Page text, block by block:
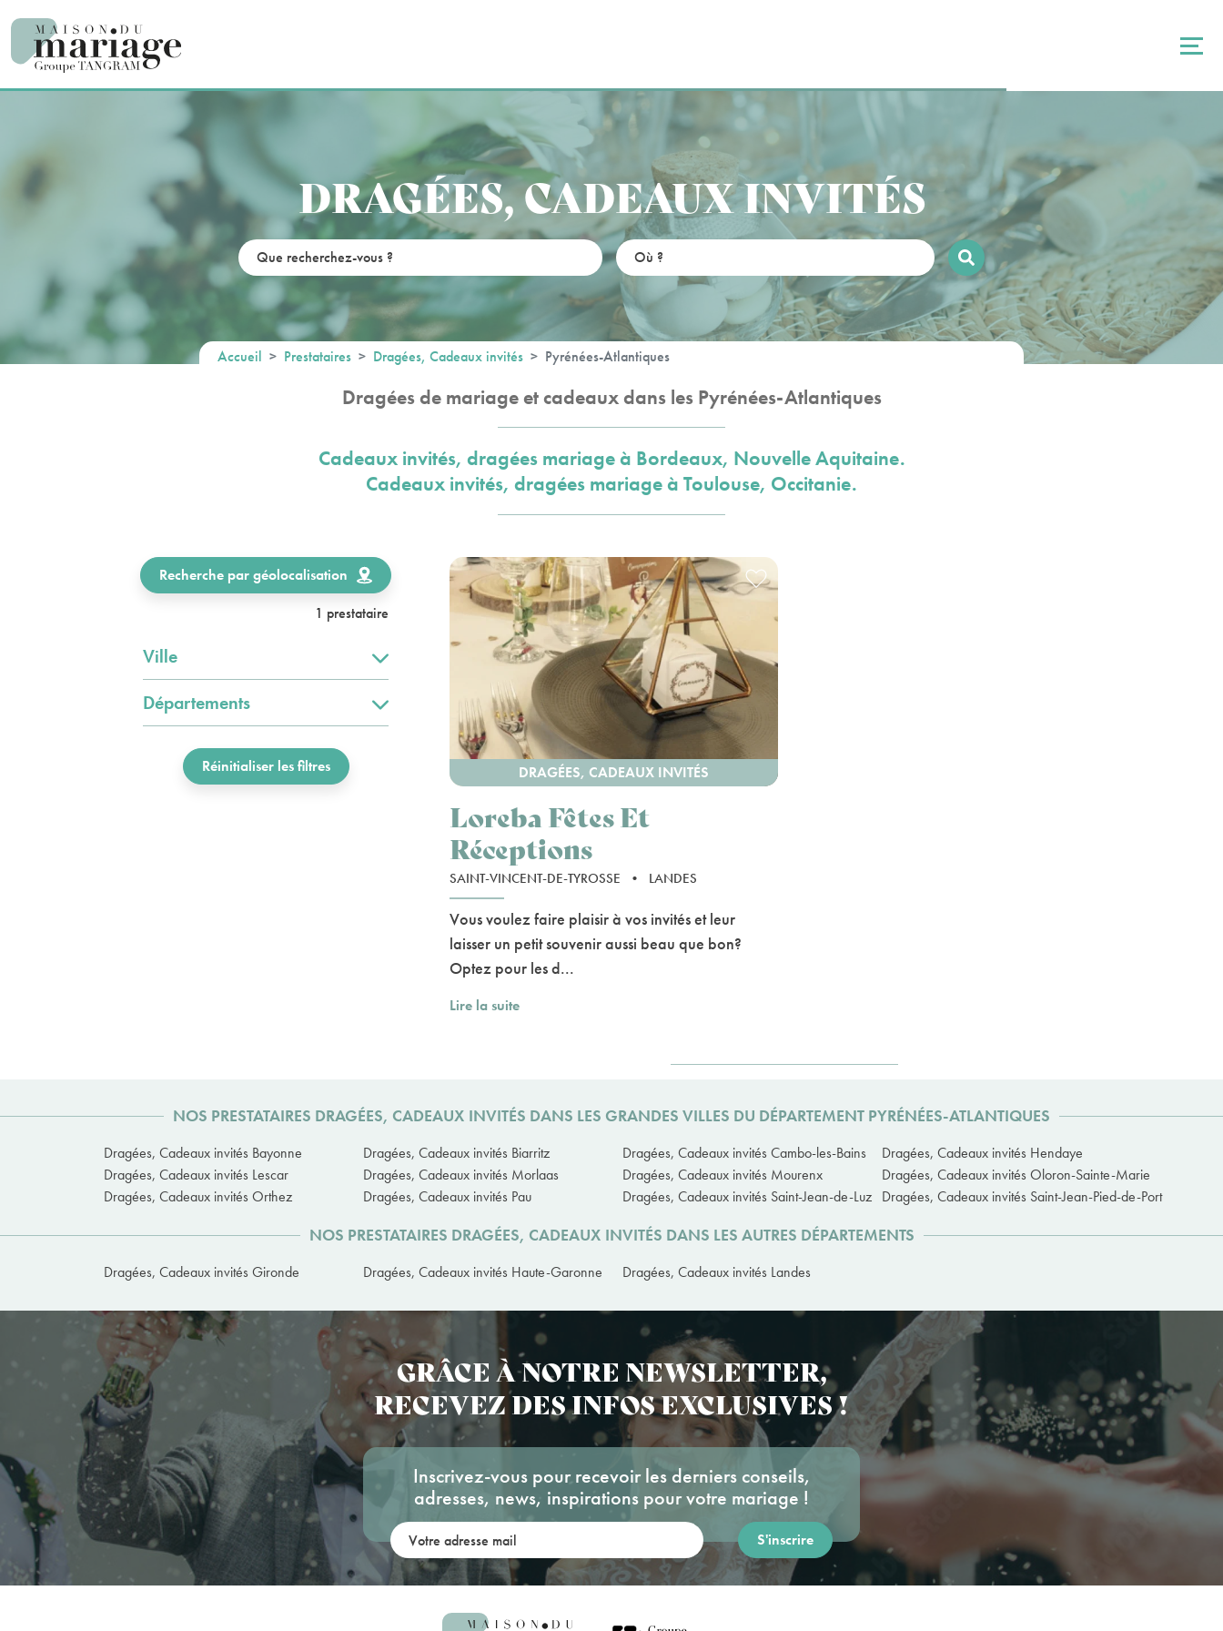
DRAGÉES, CADEAUX INVITÉS
Accueil Prestataires Dragées, Cadeaux invités Pyrénées-Atlantiques
Dragées de mariage et cadeaux dans les Pyrénées-Atlantiques
Cadeaux invités, dragées mariage à Bordeaux, Nouvelle Aquitaine.
Cadeaux invités, dragées mariage à Toulouse, Occitanie.
Recherche par géolocalisation
1 prestataire
Ville
Départements
Réinitialiser les filtres DRAGÉES, CADEAUX INVITÉS
Loreba Fêtes Et
Réceptions
SAINT-VINCENT-DE-TYROSSE • LANDES
Vous voulez faire plaisir à vos invités et leur
laisser un petit souvenir aussi beau que bon?
Optez pour les d...
Lire la suite
NOS PRESTATAIRES DRAGÉES, CADEAUX INVITÉS DANS LES GRANDES VILLES DU DÉPARTEMENT PYRÉNÉES-ATLANTIQUES
Dragées, Cadeaux invités Bayonne Dragées, Cadeaux invités Biarritz Dragées, Cadeaux invités Cambo-les-Bains
Dragées, Cadeaux invités Hendaye
Dragées, Cadeaux invités Lescar
Dragées, Cadeaux invités Morlaas Dragées, Cadeaux invités Mourenx
Dragées, Cadeaux invités Oloron-Sainte-Marie
Dragées, Cadeaux invités Orthez
Dragées, Cadeaux invités Pau Dragées, Cadeaux invités Saint-Jean-de-Luz Dragées, Cadeaux invités Saint-Jean-Pied-de-Port
NOS PRESTATAIRES DRAGÉES, CADEAUX INVITÉS DANS LES AUTRES DÉPARTEMENTS
Dragées, Cadeaux invités Gironde Dragées, Cadeaux invités Haute-Garonne Dragées, Cadeaux invités Landes
GRÂCE À NOTRE NEWSLETTER,
RECEVEZ DES INFOS EXCLUSIVES !
Inscrivez-vous pour recevoir les derniers conseils,
adresses, news, inspirations pour votre mariage !
Votre adresse mail: